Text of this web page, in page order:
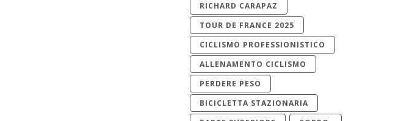
RICHARD CARAPAZ
TOUR DE FRANCE 2025
CICLISMO PROFESSIONISTICO
ALLENAMENTO CICLISMO
PERDERE PESO
BICICLETTA STAZIONARIA